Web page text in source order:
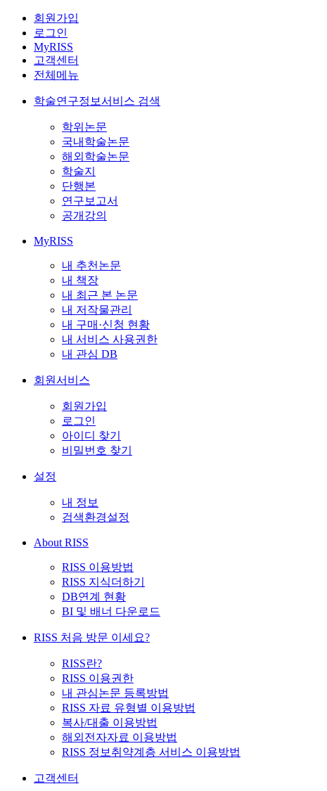
회원가입
로그인
MyRISS
고객센터
전체메뉴
학술연구정보서비스 검색
학위논문
국내학술논문
해외학술논문
학술지
단행본
연구보고서
공개강의
MyRISS
내 추천논문
내 책장
내 최근 본 논문
내 저작물관리
내 구매·신청 현황
내 서비스 사용권한
내 관심 DB
회원서비스
회원가입
로그인
아이디 찾기
비밀번호 찾기
설정
내 정보
검색환경설정
About RISS
RISS 이용방법
RISS 지식더하기
DB연계 현황
BI 및 배너 다운로드
RISS 처음 방문 이세요?
RISS란?
RISS 이용권한
내 관심논문 등록방법
RISS 자료 유형별 이용방법
복사/대출 이용방법
해외전자자료 이용방법
RISS 정보취약계층 서비스 이용방법
고객센터